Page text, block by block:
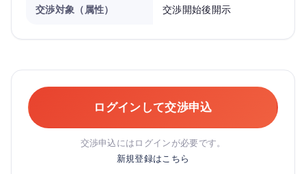
交渉対象（属性） 交渉開始後開示
ログインして交渉申込
交渉申込にはログインが必要です。
新規登録はこちら